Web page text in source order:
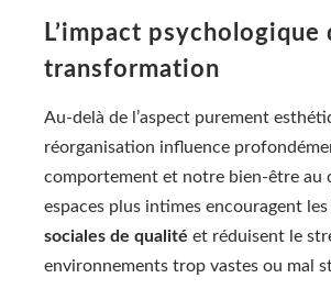
L’impact psychologique
transformation
Au-delà de l’aspect purement
réorganisation influence
comportement et notre bien-être au
espaces plus intimes encouragent les
sociales de qualité et réduisent le
environnements trop vastes ou mal